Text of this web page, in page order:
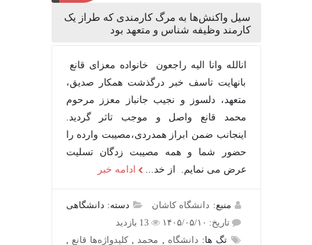
سیل واکنش‌ها به مرگ کارمندی که طراز یک
کارمند وظیفه شناس و متعهد بود
انالله وانا الیه راجعون خانواده معزای قانع
بانهایت تاسف خبر درگذشت همکار صدیق،
متعهد، دلسوز و نجیب جانباز معزز مرحوم
محمد قانع واصل و موجب تاثر گردید.
اینجانب ضمن ابراز همدردی،مصیبت وارده را
حضور شما و همه مصیبت زدگان تسلیت
عرض می نمایم. از خد...
ادامه خبر
منبع:دانشگاه کاشان
دسته: دانشگاهی
تاریخ: ۱۴۰۵/۰۵/۱۰
13 بازدید
تگ ها:دانشگاه,محمد ,کلیدواژه‌ها قانع,